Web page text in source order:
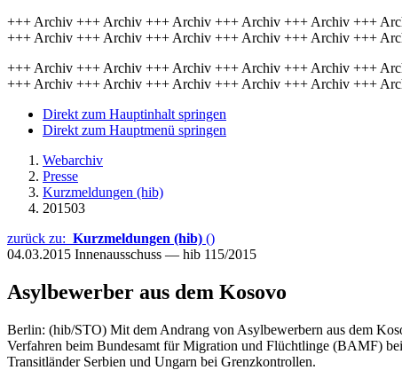
+++ Archiv +++ Archiv +++ Archiv +++ Archiv +++ Archiv +++
+++ Archiv +++ Archiv +++ Archiv +++ Archiv +++ Archiv +++
+++ Archiv +++ Archiv +++ Archiv +++ Archiv +++ Archiv +++
+++ Archiv +++ Archiv +++ Archiv +++ Archiv +++ Archiv +++
Direkt zum Hauptinhalt springen
Direkt zum Hauptmenü springen
Webarchiv
Presse
Kurzmeldungen (hib)
201503
zurück zu: Kurzmeldungen (hib) ()
04.03.2015 Innenausschuss — hib 115/2015
Asylbewerber aus dem Kosovo
Berlin: (hib/STO) Mit dem Andrang von Asylbewerbern aus dem
Verfahren beim Bundesamt für Migration und Flüchtlinge (BAMF)
Transitländer Serbien und Ungarn bei Grenzkontrollen.